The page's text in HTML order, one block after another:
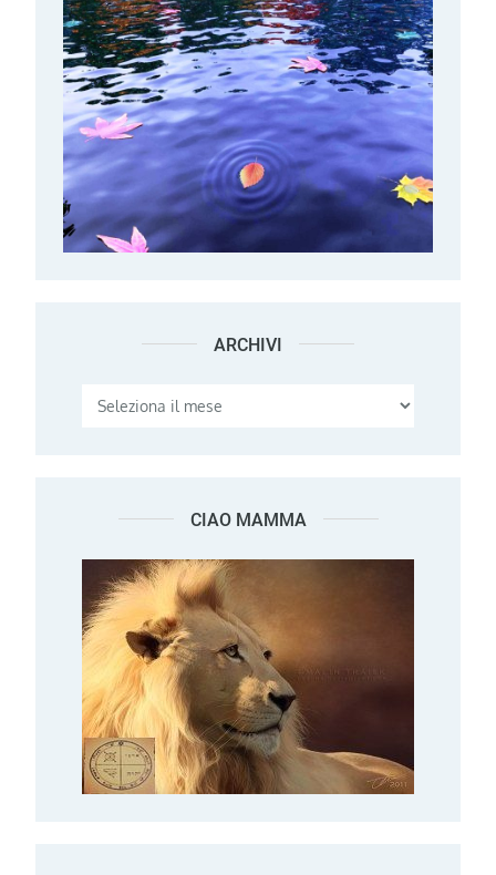
ARCHIVI Archivi
CIAO MAMMA